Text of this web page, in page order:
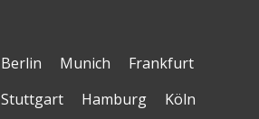
Berlin Munich
Frankfurt
Stuttgart
Hamburg
Köln